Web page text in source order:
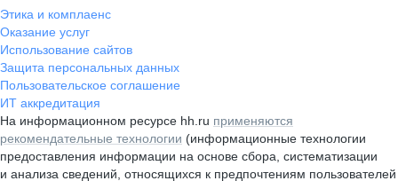
Этика и комплаенс
Оказание услуг
Использование сайтов
Защита персональных данных
Пользовательское соглашение
ИТ аккредитация
На информационном ресурсе hh.ru применяются
рекомендательные технологии (информационные технологии
предоставления информации на основе сбора, систематизации
и анализа сведений, относящихся к предпочтениям пользователей